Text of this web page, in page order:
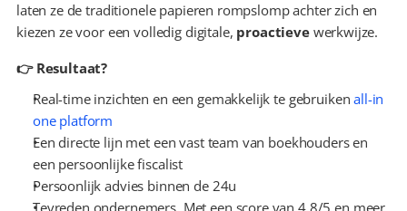
laten ze de traditionele papieren rompslomp achter zich en
kiezen ze voor een volledig digitale, proactieve werkwijze.
👉 Resultaat?
Real-time inzichten en een gemakkelijk te gebruiken all-in
one platform
Een directe lijn met een vast team van boekhouders en
een persoonlijke fiscalist
Persoonlijk advies binnen de 24u
Tevreden ondernemers. Met een score van 4.8/5 en meer